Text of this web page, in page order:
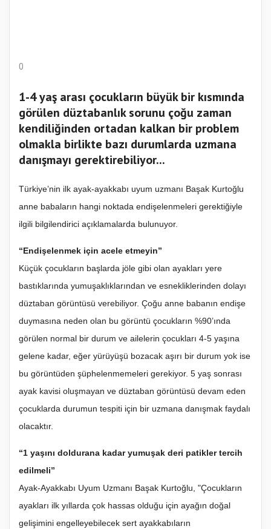
0
1-4 yaş arası çocukların büyük bir kısmında
görülen düztabanlık sorunu çoğu zaman
kendiliğinden ortadan kalkan bir problem
olmakla birlikte bazı durumlarda uzmana
danışmayı gerektirebiliyor...
Türkiye’nin ilk ayak-ayakkabı uyum uzmanı Başak Kurtoğlu
anne babaların hangi noktada endişelenmeleri gerektiğiyle
ilgili bilgilendirici açıklamalarda bulunuyor.
“Endişelenmek için acele etmeyin”
Küçük çocukların başlarda jöle gibi olan ayakları yere
bastıklarında yumuşaklıklarından ve esnekliklerinden dolayı
düztaban görüntüsü verebiliyor. Çoğu anne babanın endişe
duymasına neden olan bu görüntü çocukların %90’ında
görülen normal bir durum ve ailelerin çocukları 4-5 yaşına
gelene kadar, eğer yürüyüşü bozacak aşırı bir durum yok ise
bu görüntüden şüphelenmemeleri gerekiyor. 5 yaş sonrası
ayak kavisi oluşmayan ve düztaban görüntüsü devam eden
çocuklarda durumun tespiti için bir uzmana danışmak faydalı
olacaktır.
“1 yaşını doldurana kadar yumuşak deri patikler tercih
edilmeli”
Ayak-Ayakkabı Uyum Uzmanı Başak Kurtoğlu, "Çocukların
ayakları ilk yıllarda çok hassas olduğu için ayağın doğal
gelişimini engelleyebilecek sert ayakkabıların